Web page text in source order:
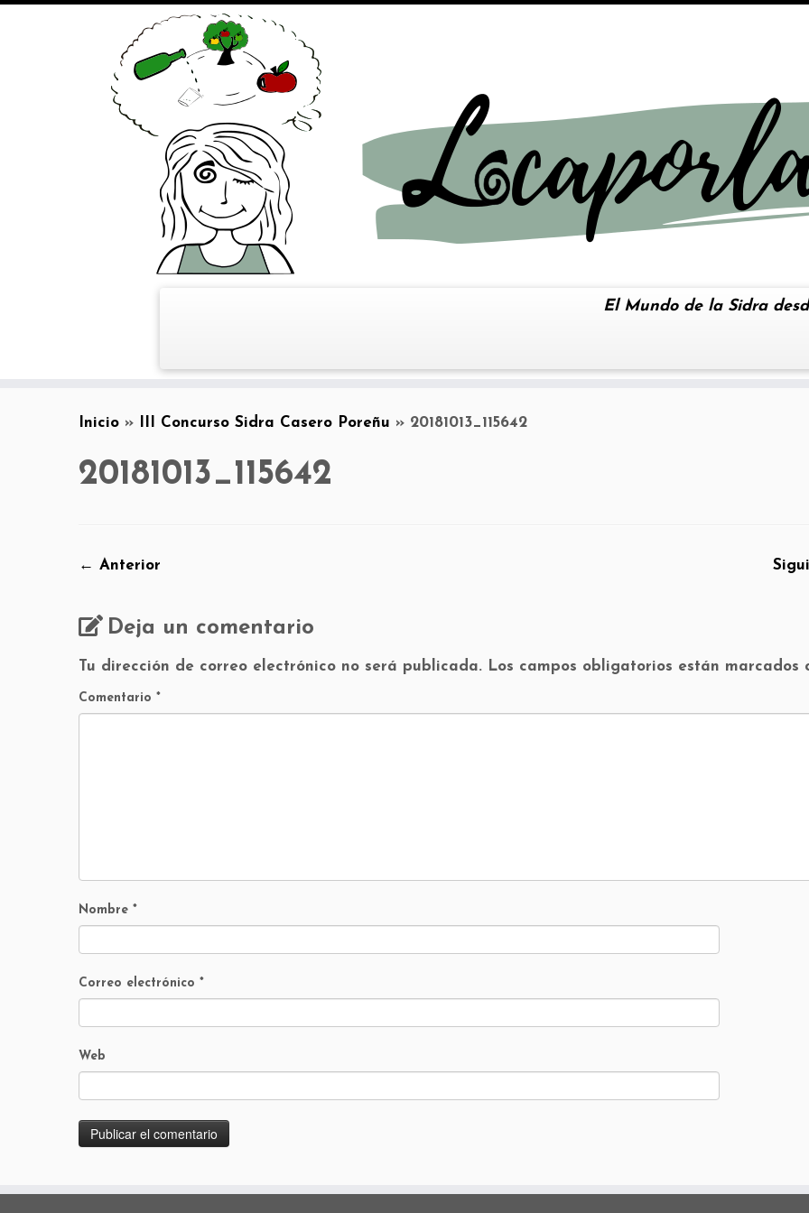
El Mundo de la Sidra
Inicio » III Concurso Sidra Casero Poreñu » 20181013_115642
20181013_115642
← Anterior
Deja un comentario
Tu dirección de correo electrónico no será publicada. Los campos obligatorios están marcados
Comentario *
Nombre *
Correo electrónico *
Web